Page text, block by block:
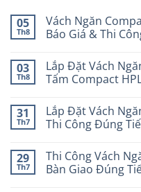
05
Th8
Vách Ngăn
Báo Giá & Thi
03
Th8
Lắp Đặt Vách
Tấm Compact
31
Th7
Lắp Đặt Vách
Thi Công Đúng
29
Th7
Thi Công Vách
Bàn Giao Đúng